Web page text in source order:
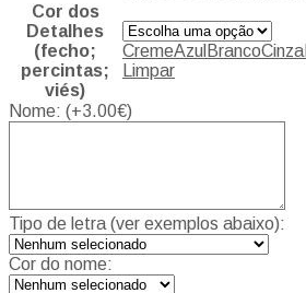
Cor dos
Detalhes
(fecho;
percintas;
viés)
CremeAzul BrancoCinza
Limpar
Nome: (+3.00€)
Tipo de letra (ver exemplos abaixo):
Cor do nome: